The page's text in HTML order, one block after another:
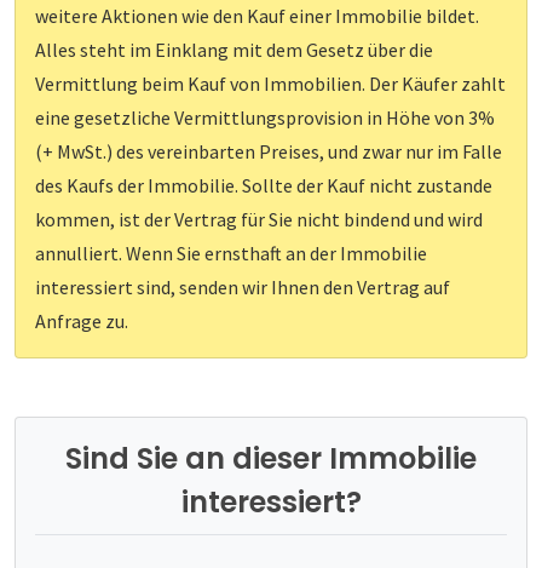
weitere Aktionen wie den Kauf einer Immobilie bildet.
Alles steht im Einklang mit dem Gesetz über die
Vermittlung beim Kauf von Immobilien. Der Käufer zahlt
eine gesetzliche Vermittlungsprovision in Höhe von 3%
(+ MwSt.) des vereinbarten Preises, und zwar nur im Falle
des Kaufs der Immobilie. Sollte der Kauf nicht zustande
kommen, ist der Vertrag für Sie nicht bindend und wird
annulliert. Wenn Sie ernsthaft an der Immobilie
interessiert sind, senden wir Ihnen den Vertrag auf
Anfrage zu.
Sind Sie an dieser Immobilie
interessiert?